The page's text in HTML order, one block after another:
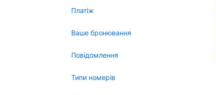
Платіж
Ваше бронювання
Повідомлення
Типи номерів